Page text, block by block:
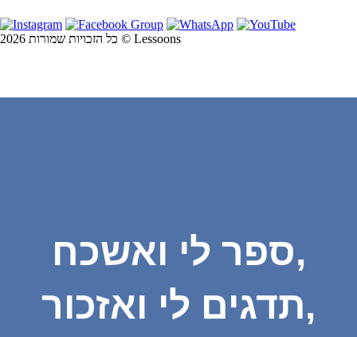
כל הזכויות שמורות 2026 © Lessoons
ספר לי ואשכח,
תדגים לי ואזכור,